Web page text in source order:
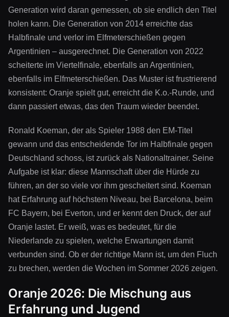
Generation wird daran gemessen, ob sie endlich den Titel
holen kann. Die Generation von 2014 erreichte das
Halbfinale und verlor im Elfmeterschießen gegen
Argentinien – ausgerechnet. Die Generation von 2022
scheiterte im Viertelfinale, ebenfalls an Argentinien,
ebenfalls im Elfmeterschießen. Das Muster ist frustrierend
konsistent: Oranje spielt gut, erreicht die K.o.-Runde, und
dann passiert etwas, das den Traum wieder beendet.
Ronald Koeman, der als Spieler 1988 den EM-Titel
gewann und das entscheidende Tor im Halbfinale gegen
Deutschland schoss, ist zurück als Nationaltrainer. Seine
Aufgabe ist klar: diese Mannschaft über die Hürde zu
führen, an der so viele vor ihm gescheitert sind. Koeman
hat Erfahrung auf höchstem Niveau, bei Barcelona, beim
FC Bayern, bei Everton, und er kennt den Druck, der auf
Oranje lastet. Er weiß, was es bedeutet, für die
Niederlande zu spielen, welche Erwartungen damit
verbunden sind. Ob er der richtige Mann ist, um den Fluch
zu brechen, werden die Wochen im Sommer 2026 zeigen.
Oranje 2026: Die Mischung aus
Erfahrung und Jugend